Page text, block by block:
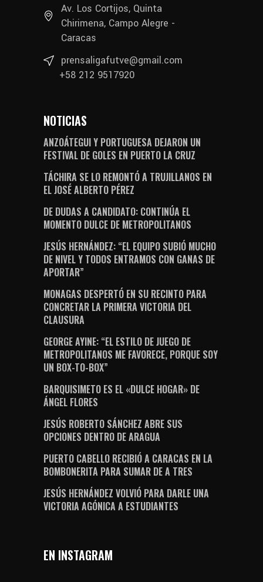
Av. Los Cortijos, Quinta
Chirimena, Campo Alegre -
Caracas
prensaligafutve@gmail.com
+58 212 9517920
NOTICIAS
ANZOÁTEGUI Y PORTUGUESA DEJARON UN
FESTIVAL DE GOLES EN PUERTO LA CRUZ
TÁCHIRA SE LO REMONTÓ A TRUJILLANOS EN
EL JOSÉ ALBERTO PÉREZ
DE DUDAS A CANDIDATO: CONTINÚA EL
MOMENTO DULCE DE METROPOLITANOS
JESÚS HERNÁNDEZ: “EL EQUIPO SUBIÓ MUCHO
DE NIVEL Y TODOS ENTRAMOS CON GANAS DE
APORTAR”
MONAGAS DESPERTÓ EN SU RECINTO PARA
CONCRETAR LA PRIMERA VICTORIA DEL
CLAUSURA
GEORGE AYINE: “EL ESTILO DE JUEGO DE
METROPOLITANOS ME FAVORECE, PORQUE SOY
UN BOX-TO-BOX”
BARQUISIMETO ES EL «DULCE HOGAR» DE
ÁNGEL FLORES
JESÚS ROBERTO SÁNCHEZ ABRE SUS
OPCIONES DENTRO DE ARAGUA
PUERTO CABELLO RECIBIÓ A CARACAS EN LA
BOMBONERITA PARA SUMAR DE A TRES
JESÚS HERNÁNDEZ VOLVIÓ PARA DARLE UNA
VICTORIA AGÓNICA A ESTUDIANTES
EN INSTAGRAM